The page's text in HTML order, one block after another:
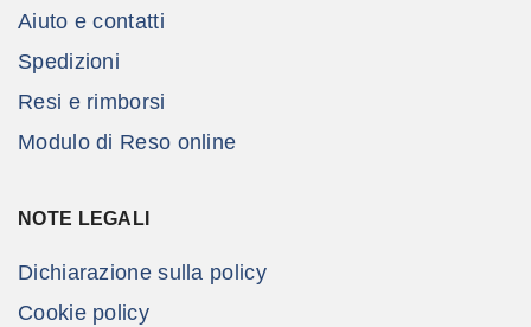
Aiuto e contatti
Spedizioni
Resi e rimborsi
Modulo di Reso online
NOTE LEGALI
Dichiarazione sulla policy
Cookie policy